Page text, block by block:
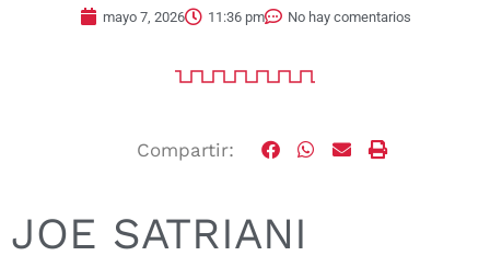
mayo 7, 2026 11:36 pm No hay comentarios
Compartir:
JOE SATRIANI